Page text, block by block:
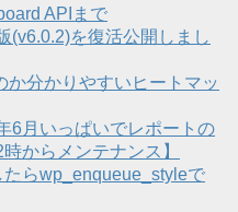
APIまで
(v6.0.2)を復活公開しまし
分かりやすいヒートマッ
6月いっぱいでレポートの
からメンテナンス】
らwp_enqueue_styleで